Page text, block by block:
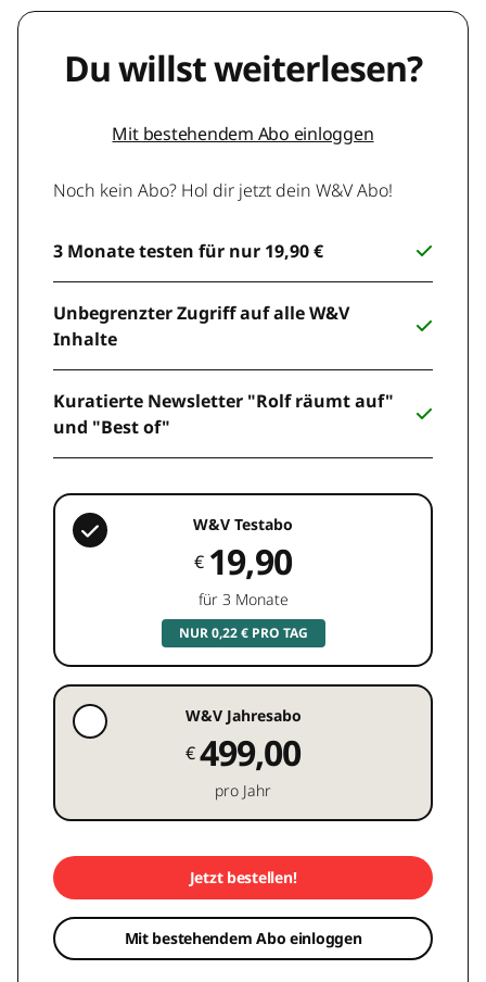
Du willst weiterlesen?
Mit bestehendem Abo einloggen
Noch kein Abo? Hol dir jetzt dein W&V Abo!
3 Monate testen für nur 19,90 €
Unbegrenzter Zugriff auf alle W&V
Inhalte
Kuratierte Newsletter "Rolf räumt auf"
und "Best of"
W&V Testabo
€ 19,90
für 3 Monate
NUR 0,22 € PRO TAG
W&V Jahresabo
€499,00
pro Jahr
Jetzt bestellen!
Mit bestehendem Abo einloggen